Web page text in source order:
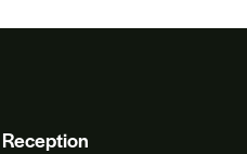
Reception